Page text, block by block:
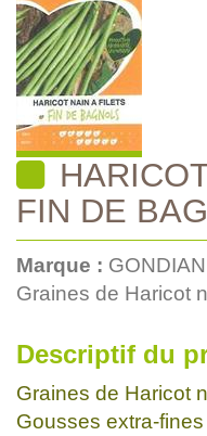
FIN DE
Marque : GONDIAN
Graines de Haricot
Descriptif du
Graines de Haricot
Gousses extra-